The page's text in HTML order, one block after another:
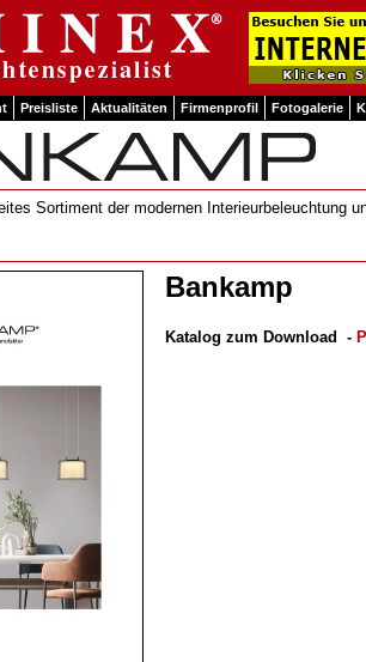
Preisliste Aktualitäten Firmenprofil Fotogalerie
Sortiment der modernen Interieurbeleuchtung
Bankamp
Katalog zum Download -